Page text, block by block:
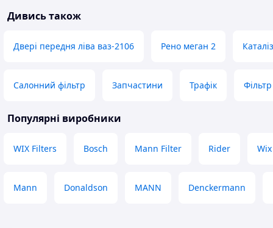
додаток пром, з промоплатою.
відправив. Продавця рекомендую.
Ще раз дякую.
Ціна і якість
безпосередньо
1-06-1012040)
Дивись також
Двері передня ліва ваз-2106 Рено меган 2
Салонний фільтр Запчастини Трафік
Популярні виробники
WIX Filters Bosch Mann Filter Rider Wix
Mann Donaldson MANN Denckermann